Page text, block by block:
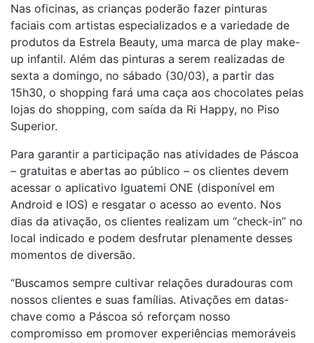
Nas oficinas, as crianças poderão fazer pinturas
faciais com artistas especializados e a variedade de
produtos da Estrela Beauty, uma marca de play make-
up infantil. Além das pinturas a serem realizadas de
sexta a domingo, no sábado (30/03), a partir das
15h30, o shopping fará uma caça aos chocolates pelas
lojas do shopping, com saída da Ri Happy, no Piso
Superior.
Para garantir a participação nas atividades de Páscoa
– gratuitas e abertas ao público – os clientes devem
acessar o aplicativo Iguatemi ONE (disponível em
Android e IOS) e resgatar o acesso ao evento. Nos
dias da ativação, os clientes realizam um “check-in” no
local indicado e podem desfrutar plenamente desses
momentos de diversão.
“Buscamos sempre cultivar relações duradouras com
nossos clientes e suas famílias. Ativações em datas-
chave como a Páscoa só reforçam nosso
compromisso em promover experiências memoráveis